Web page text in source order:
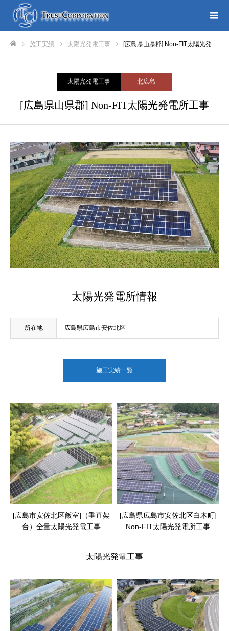
施工実績 太陽光発電工事 [広島県山県郡] Non-FIT太陽光発電所工事
太陽光発電工事 北広島
[広島県山県郡] Non-FIT太陽光発電所工事
太陽光発電所情報
所在地 広島県広島市安佐北区
施工実績一覧
[広島市安佐北区飯室]（垂直架
台）全量太陽光発電工事
[広島県広島市安佐北区白木町]
Non-FIT太陽光発電所工事
太陽光発電工事